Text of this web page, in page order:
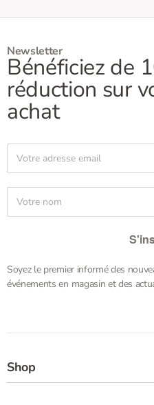
Newsletter
Bénéficiez de
réduction sur
achat
Soyez le premier informé des
événements en magasin et des
Shop